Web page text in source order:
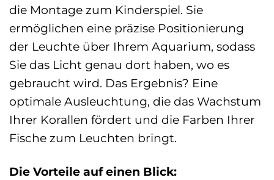
die Montage zum Kinderspiel. Sie
ermöglichen eine präzise Positionierung
der Leuchte über Ihrem Aquarium, sodass
Sie das Licht genau dort haben, wo es
gebraucht wird. Das Ergebnis? Eine
optimale Ausleuchtung, die das Wachstum
Ihrer Korallen fördert und die Farben Ihrer
Fische zum Leuchten bringt.
Die Vorteile auf einen Blick: